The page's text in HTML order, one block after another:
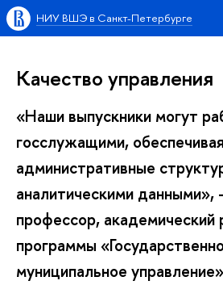
НИУ ВШЭ в Санкт-Петербурге
Качество управления
«Наши выпускники могут
госслужащими, обеспечивая
административные
аналитическими данными»,
профессор, академический
программы
муниципальное